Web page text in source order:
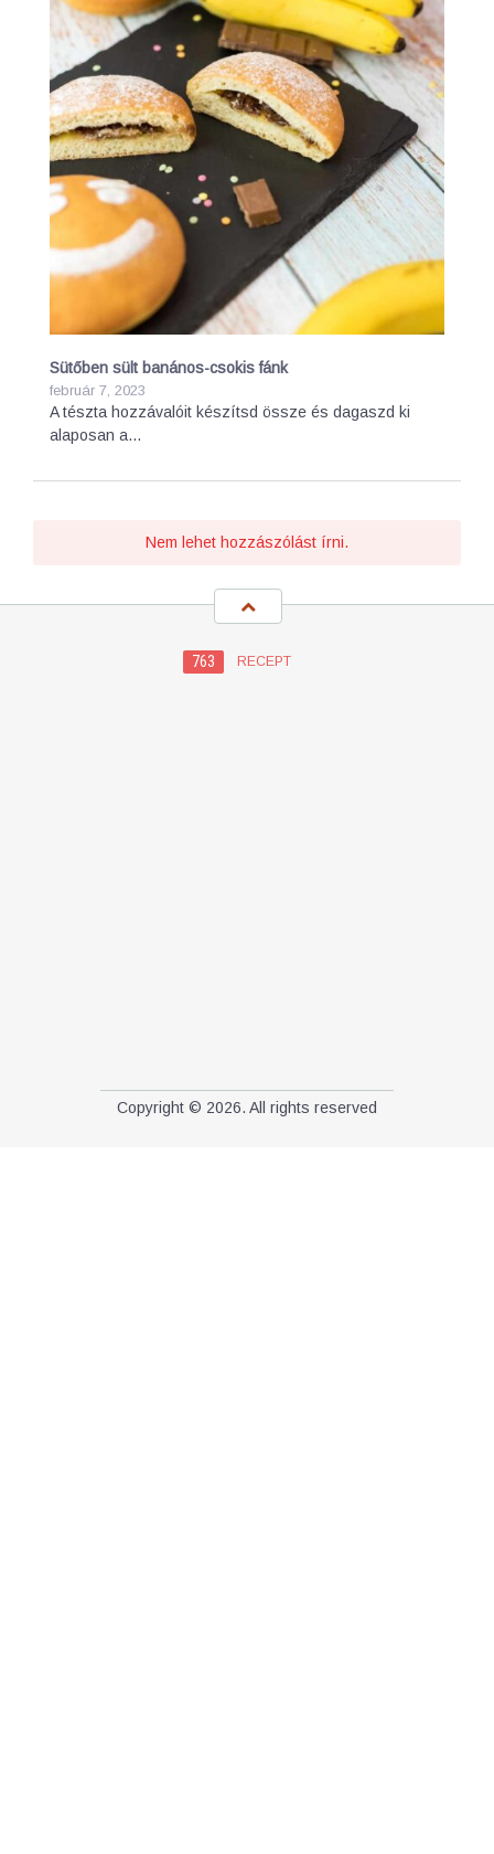
Sütőben sült banános-csokis fánk
február 7, 2023
A tészta hozzávalóit készítsd össze és dagaszd ki
alaposan a…
Nem lehet hozzászólást írni.
763 RECEPT
Copyright © 2026. All rights reserved